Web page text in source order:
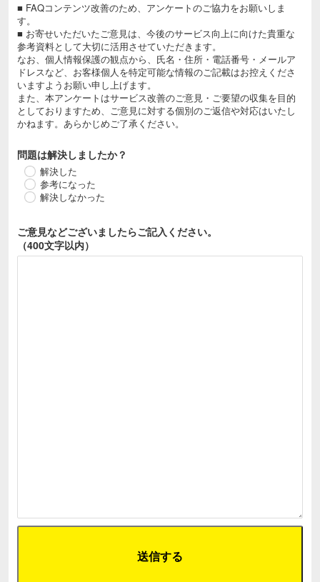
■ FAQコンテンツ改善のため、アンケートのご協力をお願いしま
す。
■ お寄せいただいたご意見は、今後のサービス向上に向けた貴重な
参考資料として大切に活用させていただきます。
なお、個人情報保護の観点から、氏名・住所・電話番号・メールア
ドレスなど、お客様個人を特定可能な情報のご記載はお控えくださ
いますようお願い申し上げます。
また、本アンケートはサービス改善のご意見・ご要望の収集を目的
としておりますため、ご意見に対する個別のご返信や対応はいたし
かねます。あらかじめご了承ください。
問題は解決しましたか？
解決した
参考になった
解決しなかった
ご意見などございましたらご記入ください。
（400文字以内）